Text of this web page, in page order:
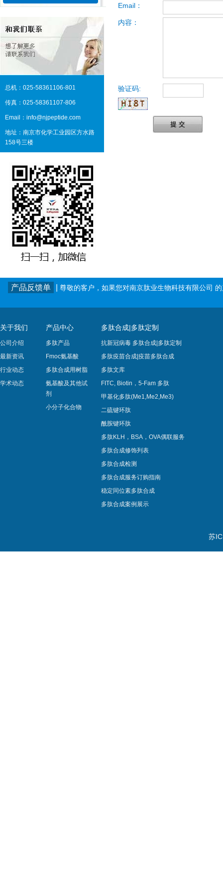
总机：025-58361106-801
传真：025-58361107-806
Email：info@njpeptide.com
地址：南京市化学工业园区方水路
158号三楼
Email：
内容：
验证码:
提 交
产品反馈单 尊敬的客户，如果您对南京肽业生物科技有限公司
关于我们
公司介绍
最新资讯
行业动态
学术动态
产品中心
多肽产品
Fmoc氨基酸
多肽合成用树脂
氨基酸及其他试
剂
小分子化合物
多肽合成|多肽定制
抗新冠病毒 多肽合成|多肽定制
多肽疫苗合成|疫苗多肽​合成
多肽文库
FITC, Biotin，5-Fam 多肽
甲基化多肽(Me1,Me2,Me3)
二硫键环肽
酰胺键环肽
多肽KLH，BSA，OVA偶联服务
多肽合成修饰列表
多肽合成检测
多肽合成服务订购指南
稳定同位素多肽合成
多肽合成案例展示
苏